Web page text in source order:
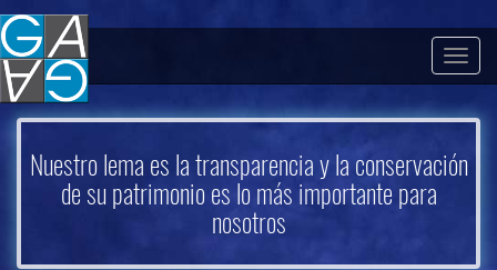
Nuestro lema es la transparencia y la conservación
de su patrimonio es lo más importante para
nosotros